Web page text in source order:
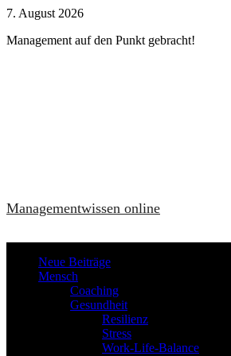
Zum
springen
7. August 2026
Management auf den Punkt gebracht!
Managementwissen online
Neue Beiträge
Mensch
Coaching
Gesundheit
Resilienz
Stress
Work-Life-Balance